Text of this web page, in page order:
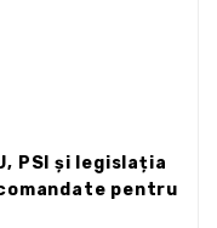
PSI și legislația
pentru